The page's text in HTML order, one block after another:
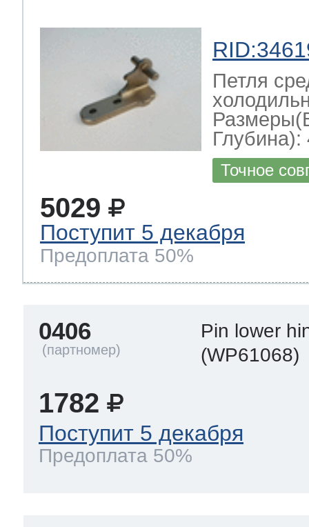
Петля
Глубина):
Точное
5029
Поступит 5 декабря
Предоплата 50%
0406
Pin lower
(WP61068)
1782
Поступит 5 декабря
Предоплата 50%